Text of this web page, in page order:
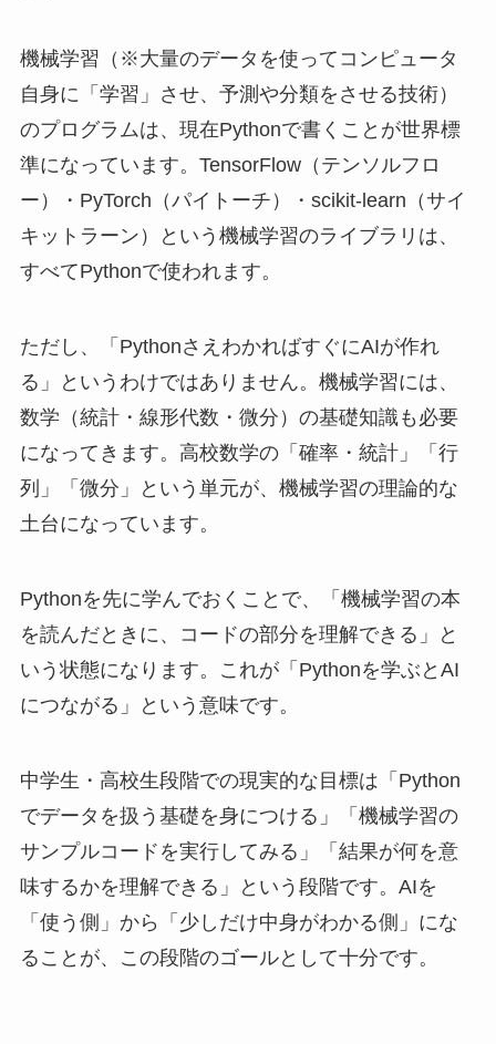
機械学習（※大量のデータを使ってコンピュータ
自身に「学習」させ、予測や分類をさせる技術）
のプログラムは、現在Pythonで書くことが世界標
準になっています。TensorFlow（テンソルフロ
ー）・PyTorch（パイトーチ）・scikit-learn（サイ
キットラーン）という機械学習のライブラリは、
すべてPythonで使われます。
ただし、「PythonさえわかればすぐにAIが作れ
る」というわけではありません。機械学習には、
数学（統計・線形代数・微分）の基礎知識も必要
になってきます。高校数学の「確率・統計」「行
列」「微分」という単元が、機械学習の理論的な
土台になっています。
Pythonを先に学んでおくことで、「機械学習の本
を読んだときに、コードの部分を理解できる」と
いう状態になります。これが「Pythonを学ぶとAI
につながる」という意味です。
中学生・高校生段階での現実的な目標は「Python
でデータを扱う基礎を身につける」「機械学習の
サンプルコードを実行してみる」「結果が何を意
味するかを理解できる」という段階です。AIを
「使う側」から「少しだけ中身がわかる側」にな
ることが、この段階のゴールとして十分です。